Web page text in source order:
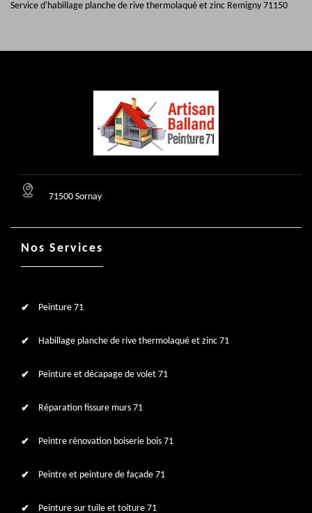
Service d'habillage planche de rive thermolaqué et zinc Remigny 71150
71500 Sornay
Nos Services
Peinture 71
Habillage planche de rive thermolaqué et zinc 71
Peinture et décapage de volet 71
Réparation fissure murs 71
Peintre rénovation boiserie bois 71
Peintre et peinture de façade 71
Peinture sur tuile et toiture 71